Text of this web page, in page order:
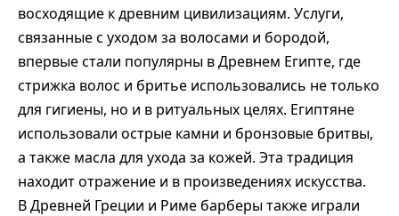
восходящие к древним цивилизациям. Услуги,
связанные с уходом за волосами и бородой,
впервые стали популярны в Древнем Египте, где
стрижка волос и бритье использовались не только
для гигиены, но и в ритуальных целях. Египтяне
использовали острые камни и бронзовые бритвы,
а также масла для ухода за кожей. Эта традиция
находит отражение и в произведениях искусства.
В Древней Греции и Риме барберы также играли